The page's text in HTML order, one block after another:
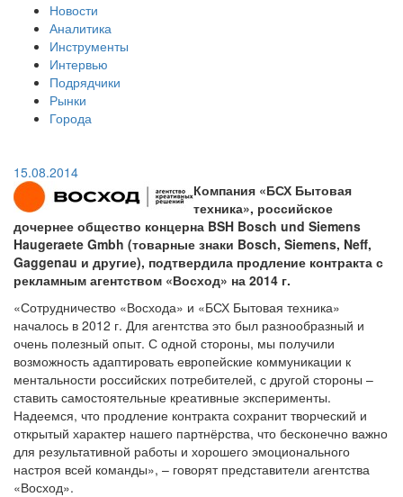
Новости
Аналитика
Инструменты
Интервью
Подрядчики
Рынки
Города
15.08.2014
Компания «БСХ Бытовая
техника», российское
дочернее общество концерна BSH Bosch und Siemens
Haugeraete Gmbh (товарные знаки Bosch, Siemens, Neff,
Gaggenau и другие), подтвердила продление контракта с
рекламным агентством «Восход» на 2014 г.
«Сотрудничество «Восхода» и «БСХ Бытовая техника»
началось в 2012 г. Для агентства это был разнообразный и
очень полезный опыт. С одной стороны, мы получили
возможность адаптировать европейские коммуникации к
ментальности российских потребителей, с другой стороны –
ставить самостоятельные креативные эксперименты.
Надеемся, что продление контракта сохранит творческий и
открытый характер нашего партнёрства, что бесконечно важно
для результативной работы и хорошего эмоционального
настроя всей команды», – говорят представители агентства
«Восход».